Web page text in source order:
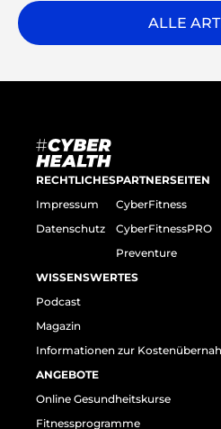
ALLE
RECHTLICHES
Impressum
Datenschutz
PARTNERSEITEN
CyberFitness
CyberFitnessPRO
Preventure
WISSENSWERTES
Podcast
Magazin
Informationen zur
ANGEBOTE
Online Gesundheitskurse
Fitnessprogramme